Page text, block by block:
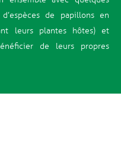
de papillons en
leurs plantes hôtes) et
de leurs propres